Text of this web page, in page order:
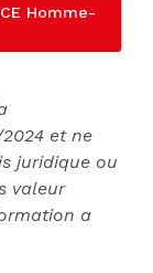
Homme-
et ne
juridique ou
valeur
a